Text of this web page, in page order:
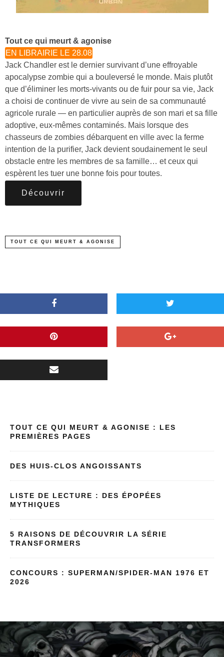
Tout ce qui meurt & agonise
EN LIBRAIRIE LE 28.08
Jack Chandler est le dernier survivant d’une effroyable
apocalypse zombie qui a bouleversé le monde. Mais plutôt
que d’éliminer les morts-vivants ou de fuir pour sa vie, Jack
a choisi de continuer de vivre au sein de sa communauté
agricole rurale — en particulier auprès de son mari et sa fille
adoptive, eux-mêmes contaminés. Mais lorsque des
chasseurs de zombies débarquent en ville avec la ferme
intention de la purifier, Jack devient soudainement le seul
obstacle entre les membres de sa famille… et ceux qui
espèrent les tuer une bonne fois pour toutes.
Découvrir
TOUT CE QUI MEURT & AGONISE
TOUT CE QUI MEURT & AGONISE : LES
PREMIÈRES PAGES
DES HUIS-CLOS ANGOISSANTS
LISTE DE LECTURE : DES ÉPOPÉES
MYTHIQUES
5 RAISONS DE DÉCOUVRIR LA SÉRIE
TRANSFORMERS
CONCOURS : SUPERMAN/SPIDER-MAN 1976 ET
2026